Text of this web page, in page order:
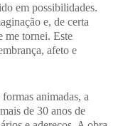
em possibilidades.
e, de certa
me tornei. Este
afeto e
animadas, a
de 30 anos de